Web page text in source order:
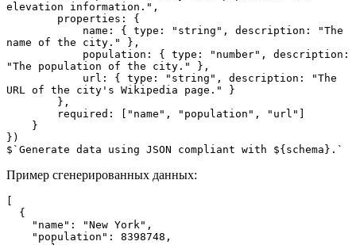
elevation information.",
name of the city." },
"The population of the city." },
URL of the city's Wikipedia page." }
})
$`Generate data using JSON compliant with ${schema}.`
Пример сгенерированных данных: